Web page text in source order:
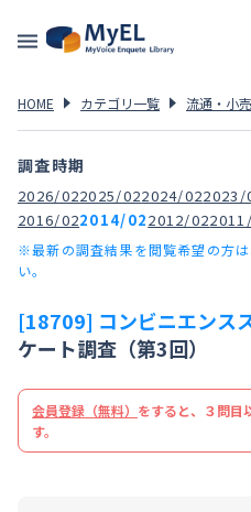
HOME カテゴリ一覧 流通・小
調査時期
2026/022025/022024/022023/
2016/022014/022012/02
※最新の調査結果を閲覧希望の方
い。
[18709] コンビニエンス
ケート調査（第3回）
会員登録（無料） をすると、３問目
す。